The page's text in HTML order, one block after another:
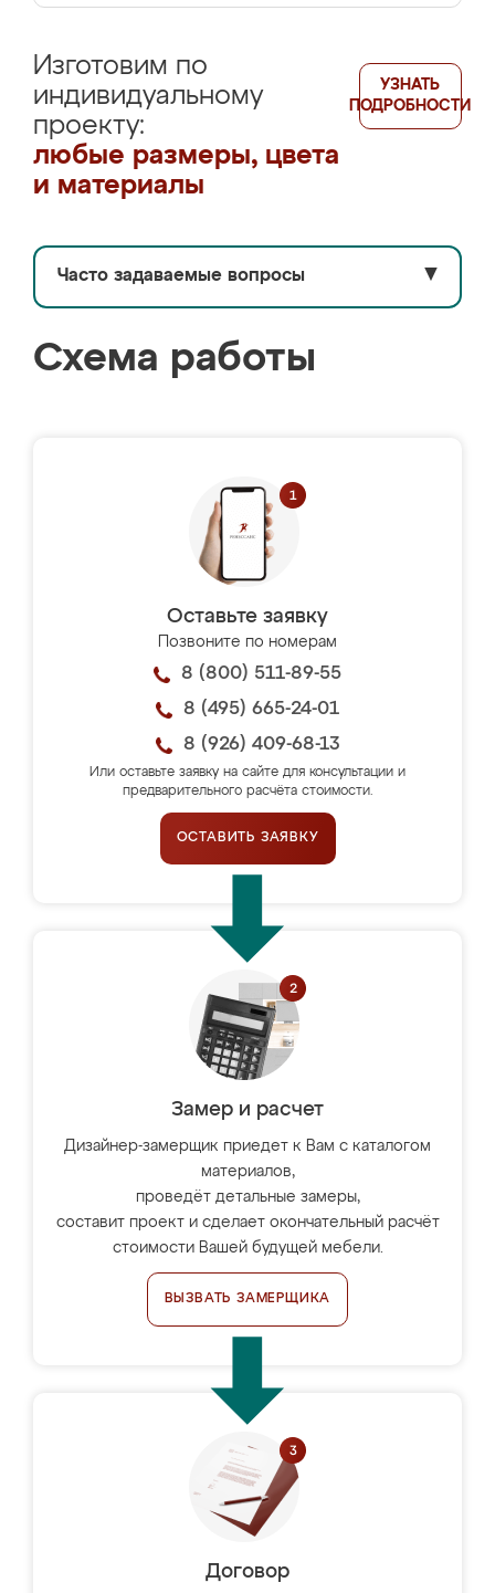
Изготовим по
индивидуальному
проекту:
любые размеры, цвета
и материалы
УЗНАТЬ
ПОДРОБНОСТИ
Часто задаваемые вопросы ▼
Схема работы
Оставьте заявку
Позвоните по номерам
8 (800) 511-89-55
8 (495) 665-24-01
8 (926) 409-68-13
Или оставьте заявку на сайте для консультации и
предварительного расчёта стоимости.
ОСТАВИТЬ ЗАЯВКУ
Замер и расчет
Дизайнер-замерщик приедет к Вам с каталогом
материалов,
проведёт детальные замеры,
составит проект и сделает окончательный расчёт
стоимости Вашей будущей мебели.
ВЫЗВАТЬ ЗАМЕРЩИКА
Договор